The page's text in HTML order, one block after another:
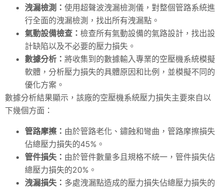
洩漏檢測： 使用超聲波洩漏檢測儀，對整個管路系統進
行全面的洩漏檢測，找出所有洩漏點。
氣動設備檢查： 檢查所有氣動設備的氣路設計，找出設
計缺陷以及不必要的壓力損失。
數據分析： 將收集到的數據輸入專業的空壓機系統模擬
軟體，分析壓力損失的具體原因和比例，並模擬不同的
優化方案。
數據分析結果顯示，該廠的空壓機系統壓力損失主要來自以
下幾個方面：
管路摩擦： 由於管路老化、鏽蝕和彎曲，管路摩擦損失
佔總壓力損失的45%。
管件損失： 由於管件數量多且規格不統一，管件損失佔
總壓力損失的20%。
洩漏損失： 多處洩漏點造成的壓力損失佔總壓力損失的